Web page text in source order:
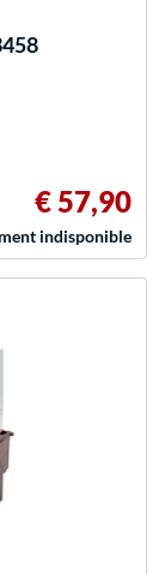
€ 57,90
indisponible